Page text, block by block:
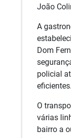
João
A
Dom
policial
eficientes.
O
várias
bairro a